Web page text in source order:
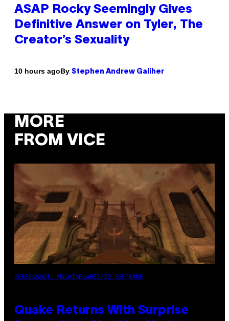
ASAP Rocky Seemingly Gives
Definitive Answer on Tyler, The
Creator’s Sexuality
10 hours agoBy Stephen Andrew Galiher
MORE
FROM VICE
SCREENSHOT: MACHINEGAMES/ID SOFTWARE
Quake Returns With Surprise